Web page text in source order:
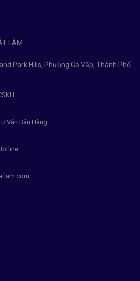
LÂM
Park Hills, Phường Gò Vấp, Thành Phố
Vấn Bán Hàng